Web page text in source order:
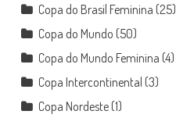
Copa do Brasil Feminina (25)
Copa do Mundo (50)
Copa do Mundo Feminina (4)
Copa Intercontinental (3)
Copa Nordeste(1)